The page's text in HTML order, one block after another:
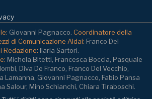
Giovanni Pagnacco. Coordinatore della
di Comunicazione Aldai: Franco Del
Redazione: Ilaria Sartori.
Michela Bitetti, Francesca Boccia, Pasquale
Diva De Franco, Franco Del Vecchio,
Lamanna, Giovanni Pagnacco, Fabio Pansa
Salour, Mino Schianchi, Chiara Tiraboschi.